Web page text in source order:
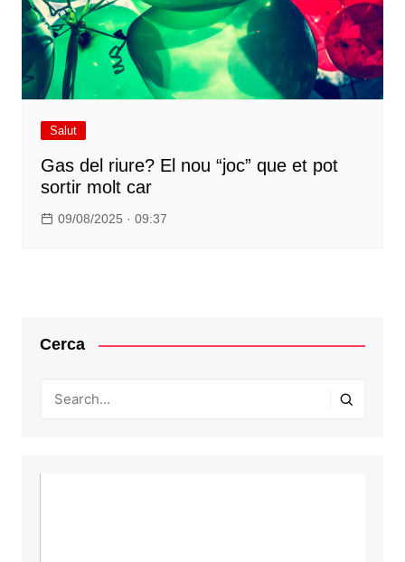
Salut
Gas del riure? El nou “joc” que et pot
sortir molt car
09/08/2025 · 09:37
Cerca